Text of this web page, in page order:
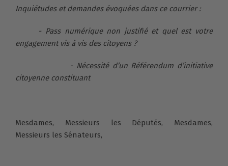
Inquiétudes et demandes évoquées dans ce courrier :
- Pass numérique non justifié et quel est votre
engagement vis à vis des citoyens ?
- Nécessité d’un Référendum d’initiative
citoyenne constituant
Mesdames, Messieurs les Députés, Mesdames,
Messieurs les Sénateurs,